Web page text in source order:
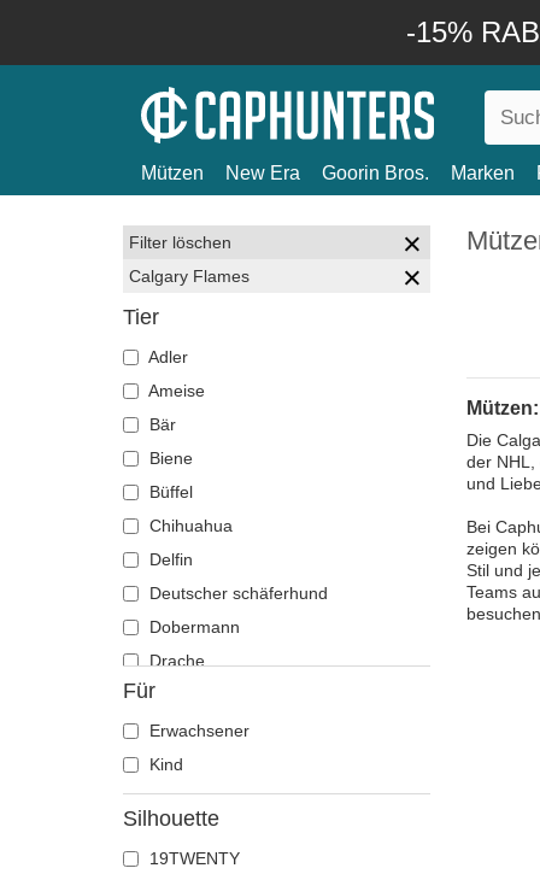
-15%
Mützen New Era Goorin Bros. Marken
Filter löschen
Calgary Flames
Tier
Adler
Ameise
Bär
Biene
Büffel
Chihuahua
Delfin
Deutscher schäferhund
Dobermann
Drache
Eichhörnchen
Eidechse
Einhorn
Elch
Ente
Eule
Für
Erwachsener
Kind
Silhouette
19TWENTY
Die
der NHL,
und
Bei
zeigen
Stil und
Teams